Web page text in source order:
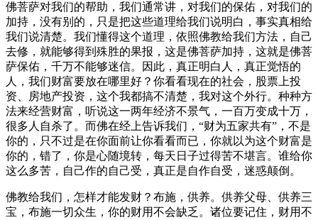
佛菩萨对我们的帮助，我们通常讲，对我们的保佑，对我们的
加持，没有别的，只是把这些道理给我们说明白，事实真相给
我们说清楚。我们懂得这个道理，依照佛教给我们方法，自己
去修，就能够得到殊胜的果报，这是佛菩萨加持，这就是佛菩
萨保佑，千万不能够迷信。因此，真正明白人，真正觉悟的
人，我们财富要放在哪里好？你看看现在的社会，股票上投
资、房地产投资，这个我都搞不清楚，我对这个外行。种种方
法来经营财富，听说这一两年经济不景气，一百万变成十万，
很多人自杀了。而佛在经上告诉我们，“财为五家共有”，不是
你的，只不过是在你面前让你看看而已，你就以为这个财富是
你的，错了，你是心随境转，每天日子过得苦不堪言。谁给你
这么多苦，自己作的自己受，真正是自作自受，迷惑颠倒。
佛教给我们，怎样才能发财？布施，供养。供养父母、供养三
宝，布施一切众生，你的财用不会缺乏。诸位要记住，财用不